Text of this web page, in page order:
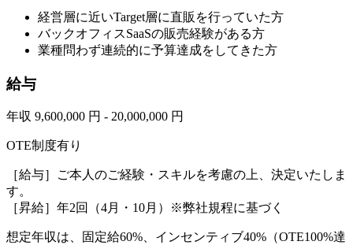
経営層に近いTarget層に直販を行っていた方
バックオフィスSaaSの販売経験がある方
業種問わず連続的に予算達成をしてきた方
給与
年収 9,600,000 円 - 20,000,000 円
OTE制度有り
［給与］ご本人のご経験・スキルを考慮の上、決定いたしま
す。
［昇給］年2回（4月・10月）※弊社規程に基づく
想定年収は、固定給60%、インセンティブ40%（OTE100%達